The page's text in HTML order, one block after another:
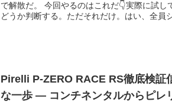
で解散だ。 今回やるのはこれだ👇実際に試し
どうか判断する。ただそれだけ。はい、全員
Pirelli P-ZERO RACE RS徹底検証
な一歩 ― コンチネンタルからピレ